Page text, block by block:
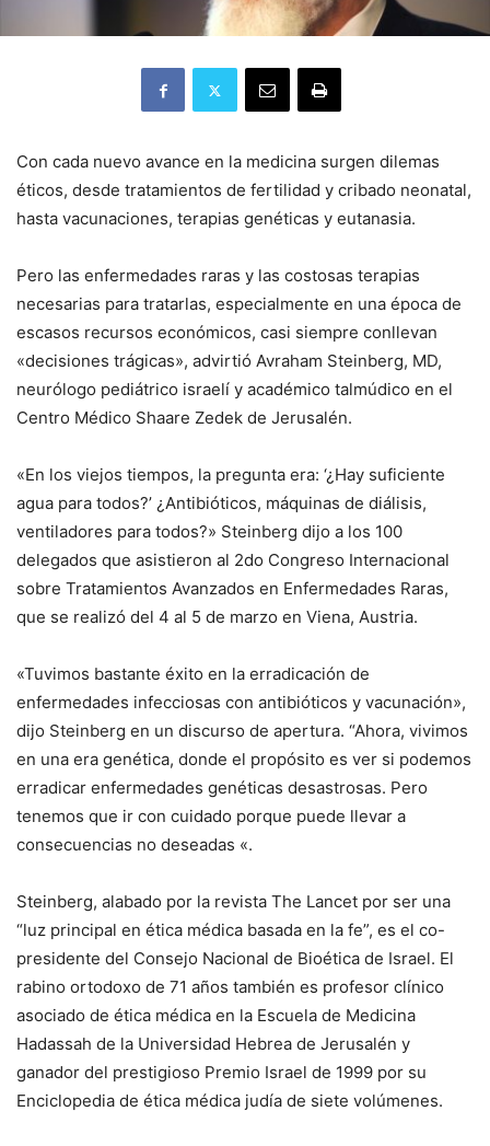
Con cada nuevo avance en la medicina surgen dilemas
éticos, desde tratamientos de fertilidad y cribado neonatal,
hasta vacunaciones, terapias genéticas y eutanasia.
Pero las enfermedades raras y las costosas terapias
necesarias para tratarlas, especialmente en una época de
escasos recursos económicos, casi siempre conllevan
«decisiones trágicas», advirtió Avraham Steinberg, MD,
neurólogo pediátrico israelí y académico talmúdico en el
Centro Médico Shaare Zedek de Jerusalén.
«En los viejos tiempos, la pregunta era: ‘¿Hay suficiente
agua para todos?’ ¿Antibióticos, máquinas de diálisis,
ventiladores para todos?» Steinberg dijo a los 100
delegados que asistieron al 2do Congreso Internacional
sobre Tratamientos Avanzados en Enfermedades Raras,
que se realizó del 4 al 5 de marzo en Viena, Austria.
«Tuvimos bastante éxito en la erradicación de
enfermedades infecciosas con antibióticos y vacunación»,
dijo Steinberg en un discurso de apertura. “Ahora, vivimos
en una era genética, donde el propósito es ver si podemos
erradicar enfermedades genéticas desastrosas. Pero
tenemos que ir con cuidado porque puede llevar a
consecuencias no deseadas «.
Steinberg, alabado por la revista The Lancet por ser una
“luz principal en ética médica basada en la fe”, es el co-
presidente del Consejo Nacional de Bioética de Israel. El
rabino ortodoxo de 71 años también es profesor clínico
asociado de ética médica en la Escuela de Medicina
Hadassah de la Universidad Hebrea de Jerusalén y
ganador del prestigioso Premio Israel de 1999 por su
Enciclopedia de ética médica judía de siete volúmenes.